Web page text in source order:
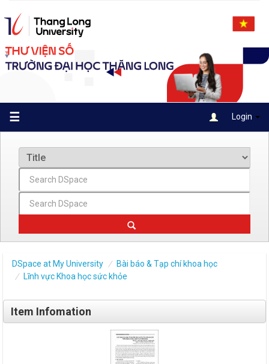
navigation
☰ Login
DSpace at My University
Bài báo & Tạp chí khoa học
Lĩnh vực Khoa học sức khỏe
Item Infomation